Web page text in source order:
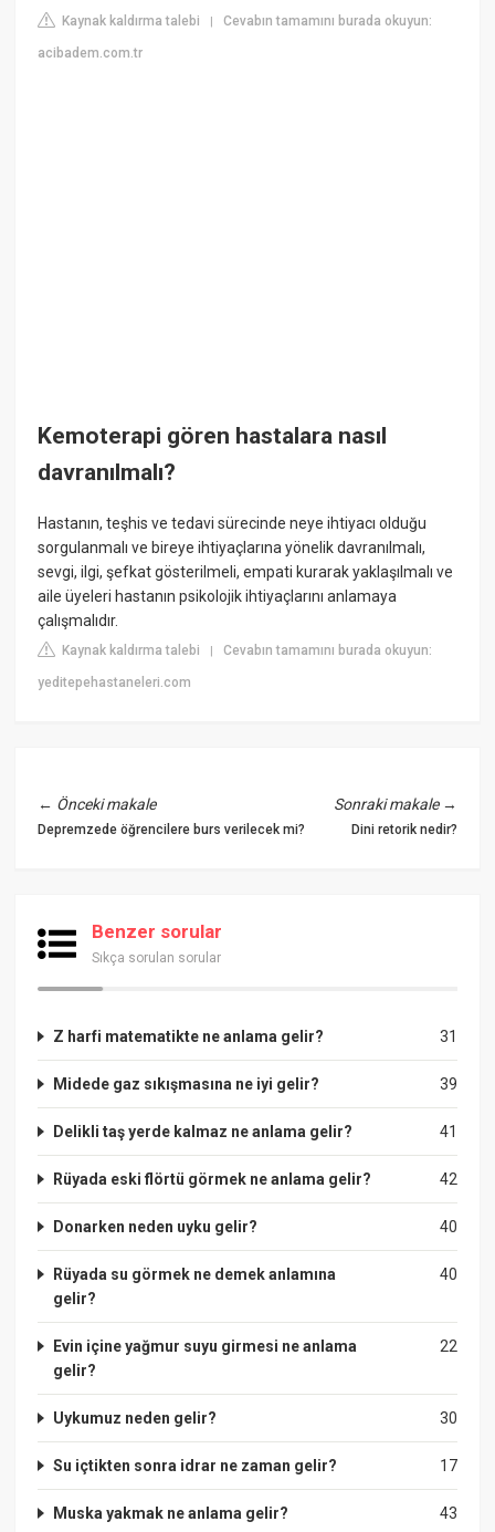
Kaynak kaldırma talebi |Cevabın tamamını burada okuyun:
acibadem.com.tr
Kemoterapi gören hastalara nasıl
davranılmalı?
Hastanın, teşhis ve tedavi sürecinde neye ihtiyacı olduğu
sorgulanmalı ve bireye ihtiyaçlarına yönelik davranılmalı,
sevgi, ilgi, şefkat gösterilmeli, empati kurarak yaklaşılmalı ve
aile üyeleri hastanın psikolojik ihtiyaçlarını anlamaya
çalışmalıdır.
Kaynak kaldırma talebi |Cevabın tamamını burada okuyun:
yeditepehastaneleri.com
← Önceki makale
Depremzede öğrencilere burs verilecek mi?
Sonraki makale→
Dini retorik nedir?
Benzer sorular
Sıkça sorulan sorular
31
Z harfi matematikte ne anlama gelir?
39
Midede gaz sıkışmasına ne iyi gelir?
41
Delikli taş yerde kalmaz ne anlama gelir?
42
Rüyada eski flörtü görmek ne anlama gelir?
40
Donarken neden uyku gelir?
40
Rüyada su görmek ne demek anlamına
gelir?
22
Evin içine yağmur suyu girmesi ne anlama
gelir?
30
Uykumuz neden gelir?
17
Su içtikten sonra idrar ne zaman gelir?
43
Muska yakmak ne anlama gelir?